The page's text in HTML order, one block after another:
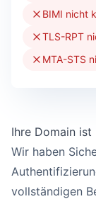
BIMI nicht
TLS-RPT
MTA-STS
Ihre Domain
Wir haben
vollständigen